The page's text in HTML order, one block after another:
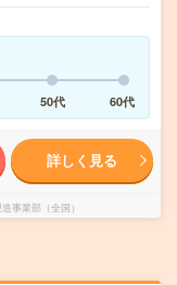
50代 60代
詳しく見る
事業部（全国）